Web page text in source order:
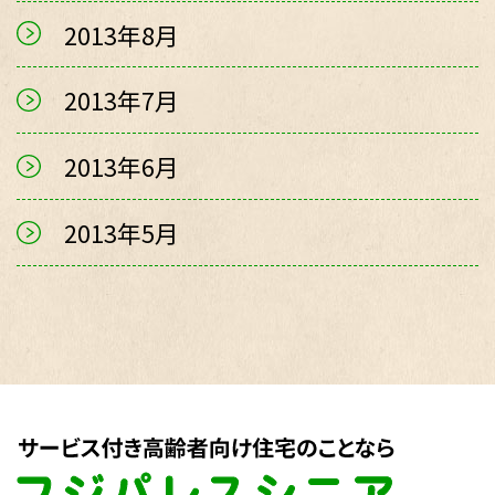
2013年8月
2013年7月
2013年6月
2013年5月